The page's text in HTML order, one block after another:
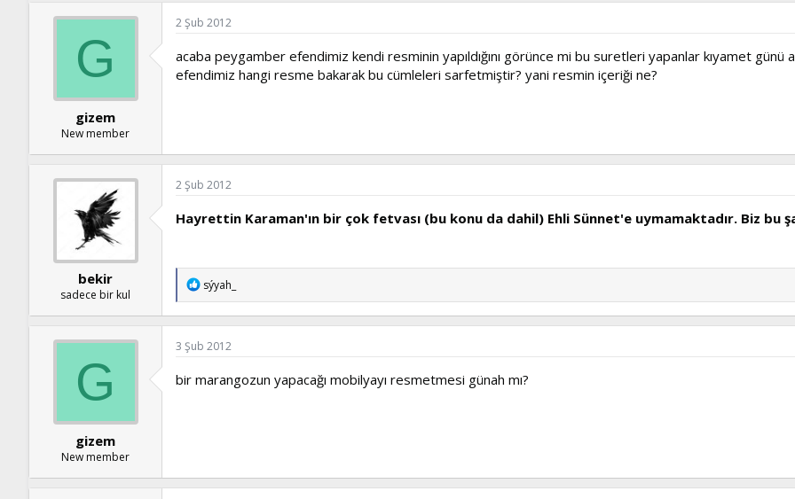
G
gizem
New member
2 Şub 2012
acaba peygamber efendimiz kendi resminin yapıldığını görünce mi bu suretleri yapanlar kıyamet
efendimiz hangi resme bakarak bu cümleleri sarfetmiştir? yani resmin içeriği ne?
bekir
sadece bir kul
2 Şub 2012
Hayrettin Karaman'ın bir çok fetvası (bu konu da dahil) Ehli Sünnet'e uymamaktadır. Biz bu
T
k
l
r
sýyah_
G
gizem
New member
3 Şub 2012
bir marangozun yapacağı mobilyayı resmetmesi günah mı?